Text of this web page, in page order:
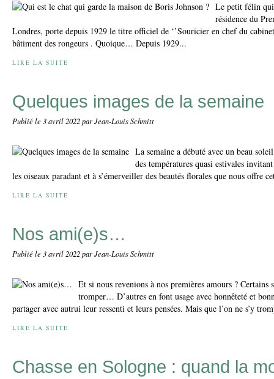
Le petit félin
résidence du
Londres, porte depuis 1929 le titre officiel de ‘’Souricier en chef du
bâtiment des rongeurs . Quoique… Depuis 1929...
LIRE LA SUITE
Quelques images de la semaine
Publié le 3 avril 2022par Jean-Louis Schmitt
La semaine a débuté avec un beau
des températures quasi estivales
les oiseaux paradant et à s’émerveiller des beautés florales que nous offre
LIRE LA SUITE
Nos ami(e)s…
Publié le 3 avril 2022par Jean-Louis Schmitt
Et si nous revenions à nos premières amours ? Certains
tromper… D’autres en font usage avec honnêteté et
partager avec autrui leur ressenti et leurs pensées. Mais que l’on ne s’y
LIRE LA SUITE
Chasse en Sologne : quand la